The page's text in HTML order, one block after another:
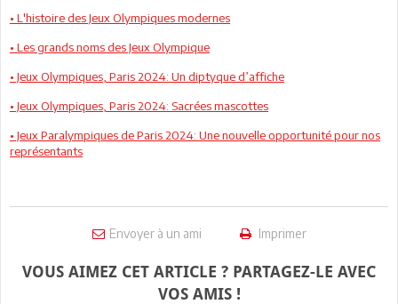
• L'histoire des Jeux Olympiques modernes
• Les grands noms des Jeux Olympique
• Jeux Olympiques, Paris 2024: Un diptyque d’affiche
• Jeux Olympiques, Paris 2024: Sacrées mascottes
• Jeux Paralympiques de Paris 2024: Une nouvelle opportunité pour nos
représentants
Envoyer à un ami Imprimer
VOUS AIMEZ CET ARTICLE ? PARTAGEZ-LE AVEC
VOS AMIS !